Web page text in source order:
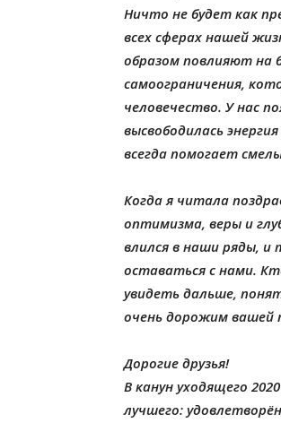
Ничто не будет как
всех сферах нашей
образом повлияют на
самоограничения,
человечество. У нас
высвободилась
всегда помогает
Когда я читала
оптимизма, веры и
влился в наши ряды,
оставаться с нами.
увидеть дальше,
очень дорожим вашей
Дорогие друзья!
В канун уходящего
лучшего: